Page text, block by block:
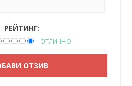
РЕЙТИНГ:
ОТЛИЧНО